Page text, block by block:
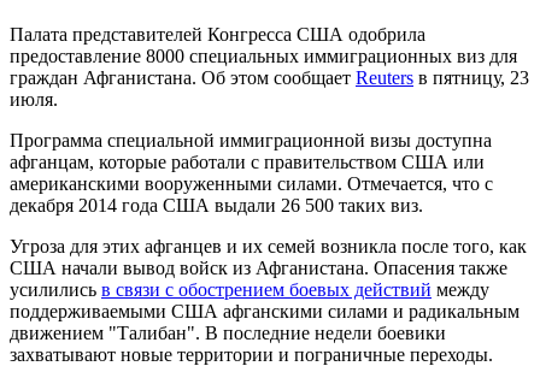
Палата представителей Конгресса США одобрила
предоставление 8000 специальных иммиграционных виз для
граждан Афганистана. Об этом сообщает Reuters в пятницу, 23
июля.
Программа специальной иммиграционной визы доступна
афганцам, которые работали с правительством США или
американскими вооруженными силами. Отмечается, что с
декабря 2014 года США выдали 26 500 таких виз.
Угроза для этих афганцев и их семей возникла после того, как
США начали вывод войск из Афганистана. Опасения также
усилились в связи с обострением боевых действий между
поддерживаемыми США афганскими силами и радикальным
движением "Талибан". В последние недели боевики
захватывают новые территории и пограничные переходы.